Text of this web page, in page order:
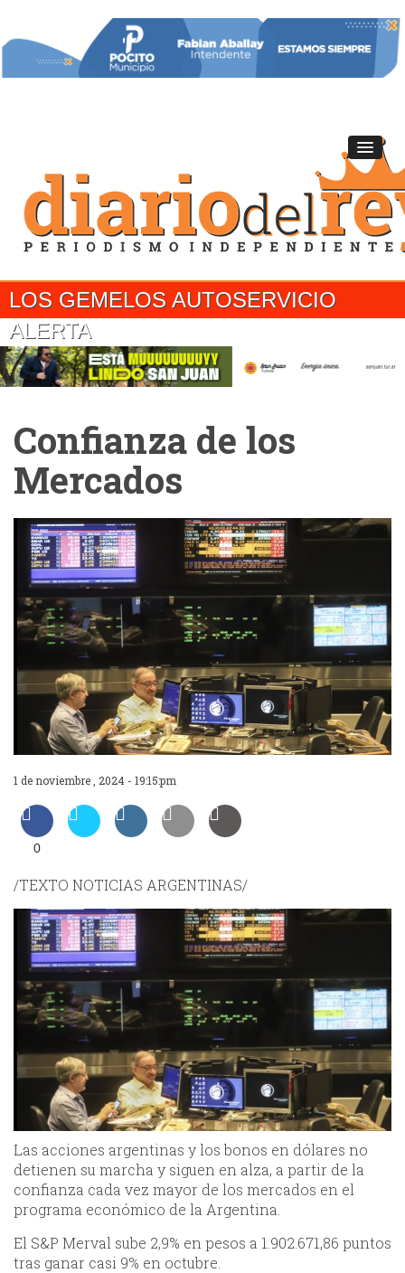
LOS GEMELOS AUTOSERVICIO
ALERTA
Confianza de los
Mercados
1 de noviembre , 2024 - 19:15:pm
0
/TEXTO NOTICIAS ARGENTINAS/
Las acciones argentinas y los bonos en dólares no
detienen su marcha y siguen en alza, a partir de la
confianza cada vez mayor de los mercados en el
programa económico de la Argentina.
El S&P Merval sube 2,9% en pesos a 1.902.671,86 puntos
tras ganar casi 9% en octubre.